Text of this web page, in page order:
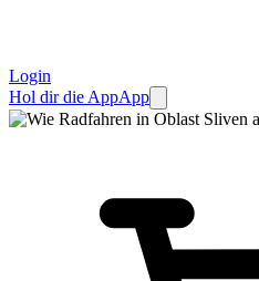
Login
Hol dir die AppApp